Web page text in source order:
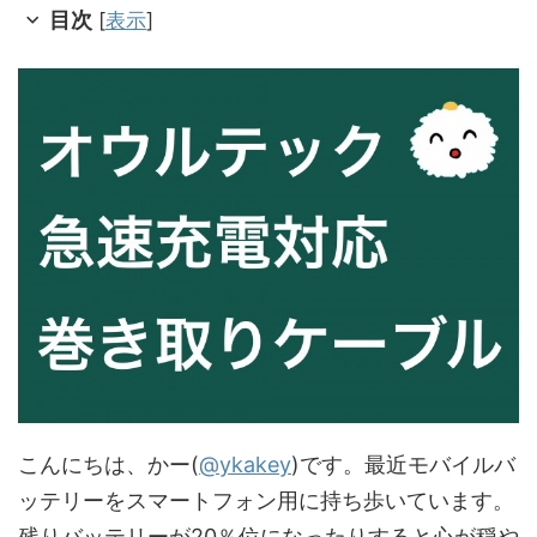
目次 [表示]
こんにちは、かー(@ykakey)です。最近モバイルバ
ッテリーをスマートフォン用に持ち歩いています。